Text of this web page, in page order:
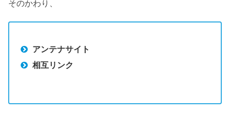
そのかわり、
アンテナサイト
相互リンク